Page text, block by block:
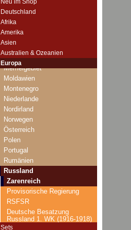
Deutschland
Afrika
Amerika
Asien
Australien & Ozeanien
Europa
Mazedonien
Memelgebiet
Moldawien
Montenegro
Niederlande
Nordirland
Norwegen
Österreich
Polen
Portugal
Rumänien
Russland
Zarenreich
Provisorische Regierung
RSFSR
Deutsche Besatzung
Russland 1. WK (1916-1918)
Sets